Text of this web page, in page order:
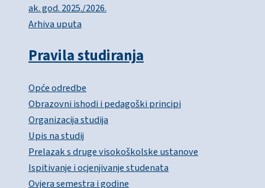
ak. god. 2025./2026.
Arhiva uputa
Pravila studiranja
Opće odredbe
Obrazovni ishodi i pedagoški principi
Organizacija studija
Upis na studij
Prelazak s druge visokoškolske ustanove
Ispitivanje i ocjenjivanje studenata
Ovjera semestra i godine